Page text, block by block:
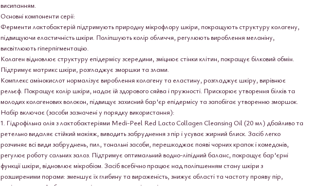
висипанням.
Основні компоненти серії:
Ферменти лактобактерій підтримують природну мікрофлору шкіри, покращують структуру колагену,
підвищуючи еластичність шкіри. Поліпшують колір обличчя, регулюють вироблення меланіну,
висвітлюють гіперпігментацію.
Колаген відновлює структуру епідермісу зсередини, зміцнює стінки клітин, покращує білковий обмін.
Підтримує матрикс шкіри, розгладжує зморшки та злами.
Комплекс амінокислот нормалізує вироблення колагену та еластину, розгладжує шкіру, вирівнює
рельєф. Покращує колір шкіри, надає їй здорового сяйва і пружності. Прискорює утворення білків та
молодих колагенових волокон, підвищує захисний бар'єр епідермісу та запобігає утворенню зморшок.
Набір включає (засоби зазначені у порядку використання):
1. Гідрофільна олія з лактобактеріями Medi-Peel Red Lacto Collagen Cleansing Oil (20 мл) дбайливо та
ретельно видаляє стійкий макіяж, виводить забруднення з пір і усуває жирний блиск. Засіб легко
розчиняє всі види забруднень, пил, тональні засоби, перешкоджає появі чорних крапок і комедонів,
регулює роботу сальних залоз. Підтримує оптимальний водно-ліпідний баланс, покращує бар'єрні
функції шкіри, відновлює мікробіом. Засіб всебічно працює над поліпшенням стану шкіри з
розширеними порами: зменшує їх глибину та вираженість, знижує області та частоту прояву пір,